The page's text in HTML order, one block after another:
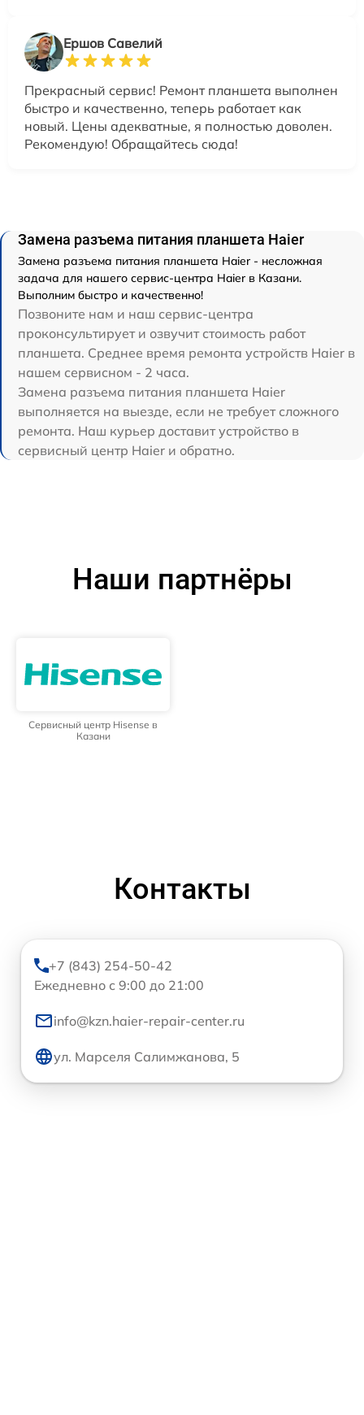
Ершов Савелий
Прекрасный сервис! Ремонт планшета выполнен
быстро и качественно, теперь работает как
новый. Цены адекватные, я полностью доволен.
Рекомендую! Обращайтесь сюда!
Замена разъема питания планшета Haier
Замена разъема питания планшета Haier - несложная
задача для нашего сервис-центра Haier в Казани.
Выполним быстро и качественно!
Позвоните нам и наш сервис-центра
проконсультирует и озвучит стоимость работ
планшета. Среднее время ремонта устройств Haier в
нашем сервисном - 2 часа.
Замена разъема питания планшета Haier
выполняется на выезде, если не требует сложного
ремонта. Наш курьер доставит устройство в
сервисный центр Haier и обратно.
Наши партнёры
Сервисный центр Hisense в
Казани
Контакты
+7 (843) 254-50-42
Ежедневно с 9:00 до 21:00
info@kzn.haier-repair-center.ru
ул. Марселя Салимжанова, 5